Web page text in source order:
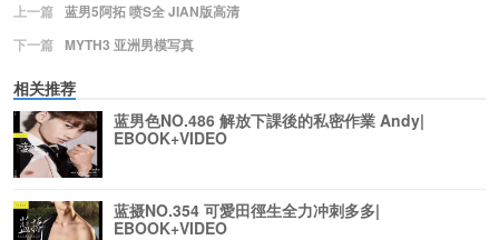
上一篇 蓝男5阿拓 喷S全 JIAN版高清
下一篇
MYTH3 亚洲男模写真
相关推荐
蓝男色NO.486 解放下課後的私密作業 Andy|
EBOOK+VIDEO
蓝摄NO.354 可愛田徑生全力冲刺多多|
EBOOK+VIDEO